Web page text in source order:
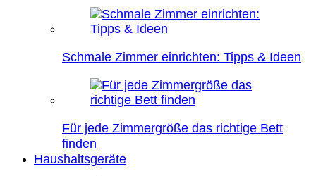
Schmale Zimmer einrichten: Tipps & Ideen
Für jede Zimmergröße das richtige Bett
finden
Haushaltsgeräte